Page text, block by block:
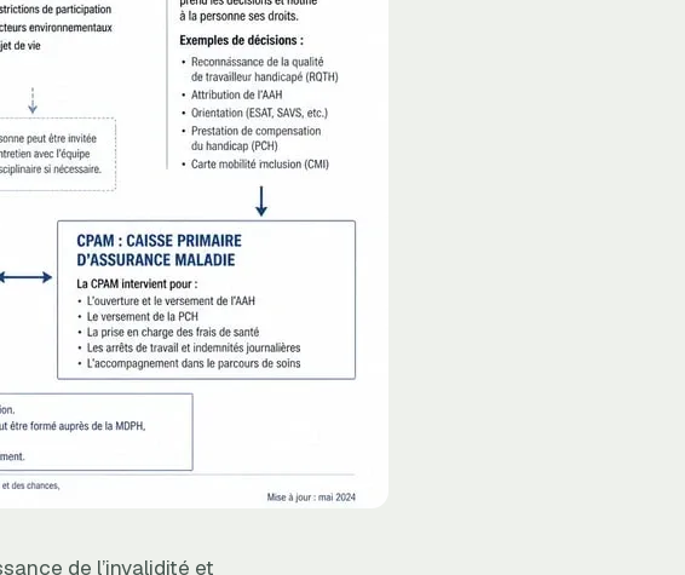
de l’invalidité et